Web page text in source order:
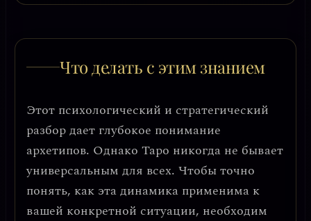
Что делать с этим знанием
Этот психологический и стратегический
разбор дает глубокое понимание
архетипов. Однако Таро никогда не бывает
универсальным для всех. Чтобы точно
понять, как эта динамика применима к
вашей конкретной ситуации, необходим